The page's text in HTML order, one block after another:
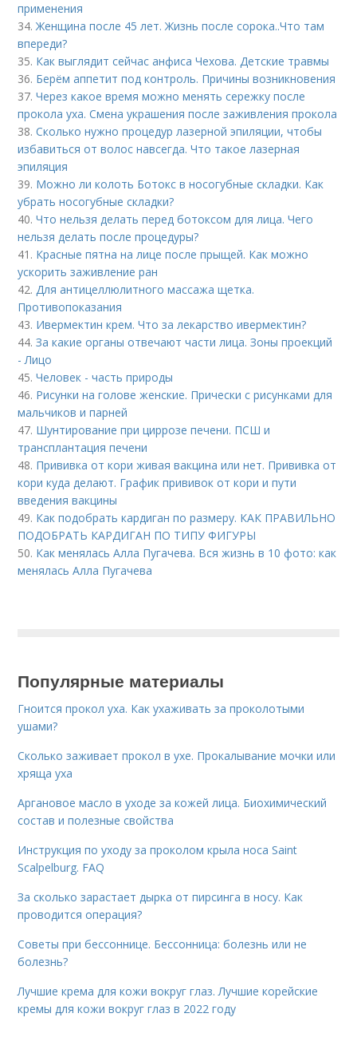
применения
34.Женщина после 45 лет. Жизнь после сорока..Что там
впереди?
35. Как выглядит сейчас анфиса Чехова. Детские травмы
36. Берём аппетит под контроль. Причины возникновения
37.Через какое время можно менять сережку после
прокола уха. Смена украшения после заживления прокола
38.Сколько нужно процедур лазерной эпиляции, чтобы
избавиться от волос навсегда. Что такое лазерная
эпиляция
39. Можно ли колоть Ботокс в носогубные складки. Как
убрать носогубные складки?
40.Что нельзя делать перед ботоксом для лица. Чего
нельзя делать после процедуры?
41. Красные пятна на лице после прыщей. Как можно
ускорить заживление ран
42.Для антицеллюлитного массажа щетка.
Противопоказания
43. Ивермектин крем. Что за лекарство ивермектин?
44.За какие органы отвечают части лица. Зоны проекций
- Лицо
45.Человек - часть природы
46. Рисунки на голове женские. Прически с рисунками для
мальчиков и парней
47. Шунтирование при циррозе печени. ПСШ и
трансплантация печени
48. Прививка от кори живая вакцина или нет. Прививка от
кори куда делают. График прививок от кори и пути
введения вакцины
49. Как подобрать кардиган по размеру. КАК ПРАВИЛЬНО
ПОДОБРАТЬ КАРДИГАН ПО ТИПУ ФИГУРЫ
50. Как менялась Алла Пугачева. Вся жизнь в 10 фото: как
менялась Алла Пугачева
Популярные материалы
Гноится прокол уха. Как ухаживать за проколотыми
ушами?
Сколько заживает прокол в ухе. Прокалывание мочки или
хряща уха
Аргановое масло в уходе за кожей лица. Биохимический
состав и полезные свойства
Инструкция по уходу за проколом крыла носа Saint
Scalpelburg. FAQ
За сколько зарастает дырка от пирсинга в носу. Как
проводится операция?
Советы при бессоннице. Бессонница: болезнь или не
болезнь?
Лучшие крема для кожи вокруг глаз. Лучшие корейские
кремы для кожи вокруг глаз в 2022 году